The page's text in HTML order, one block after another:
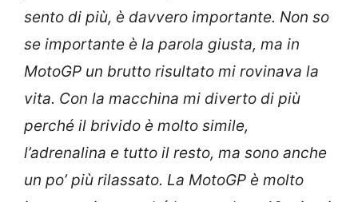
sento di più, è davvero importante. Non so
se importante è la parola giusta, ma in
MotoGP un brutto risultato mi rovinava la
vita. Con la macchina mi diverto di più
perché il brivido è molto simile,
l’adrenalina e tutto il resto, ma sono anche
un po’ più rilassato. La MotoGP è molto